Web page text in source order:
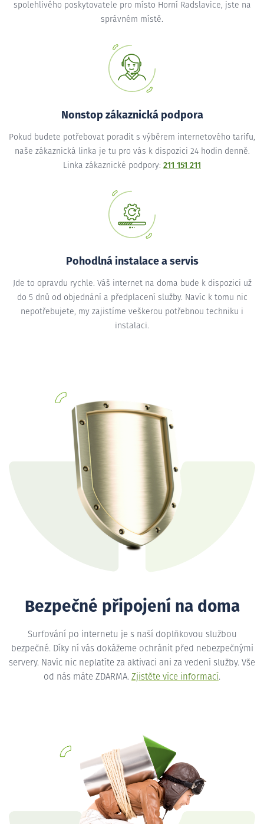
spolehlivého poskytovatele pro místo Horní Radslavice, jste na
správném místě.
Nonstop zákaznická podpora
Pokud budete potřebovat poradit s výběrem internetového tarifu,
naše zákaznická linka je tu pro vás k dispozici 24 hodin denně.
Linka zákaznické podpory: 211 151 211
Pohodlná instalace a servis
Jde to opravdu rychle. Váš internet na doma bude k dispozici už
do 5 dnů od objednání a předplacení služby. Navíc k tomu nic
nepotřebujete, my zajistíme veškerou potřebnou techniku i
instalaci.
Bezpečné připojení na doma
Surfování po internetu je s naší doplňkovou službou
bezpečné. Díky ní vás dokážeme ochránit před nebezpečnými
servery. Navíc nic neplatíte za aktivaci ani za vedení služby. Vše
od nás máte ZDARMA. Zjistěte více informací.